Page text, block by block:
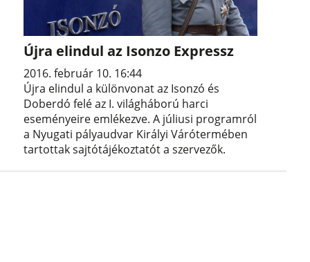
Újra elindul az Isonzo Expressz
2016. február 10. 16:44
Újra elindul a különvonat az Isonzó és
Doberdó felé az I. világháború harci
eseményeire emlékezve. A júliusi programról
a Nyugati pályaudvar Királyi Várótermében
tartottak sajtótájékoztatót a szervezők.